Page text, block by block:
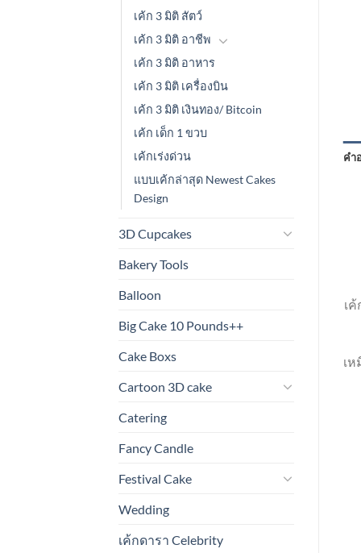
เค้ก 3 มิติ สัตว์
เค้ก 3 มิติ อาชีพ
เค้ก 3 มิติ อาหาร
เค้ก 3 มิติ เครื่องบิน
เค้ก 3 มิติ เงินทอง/ Bitcoin
เค้ก เด็ก 1 ขวบ
เค้กเร่งด่วน
แบบเค้กล่าสุด Newest Cakes
Design
3D Cupcakes
Bakery Tools
Balloon
Big Cake 10 Pounds++
Cake Boxs
Cartoon 3D cake
Catering
Fancy Candle
Festival Cake
Wedding
เค้กดารา Celebrity
คำ
เ
เ